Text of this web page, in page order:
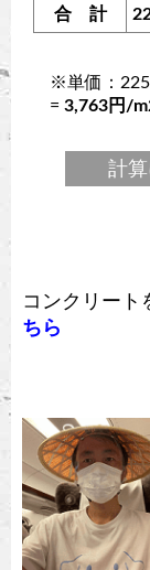
合 計
※単価：
= 3,763円/
計
コンクリート
ちら